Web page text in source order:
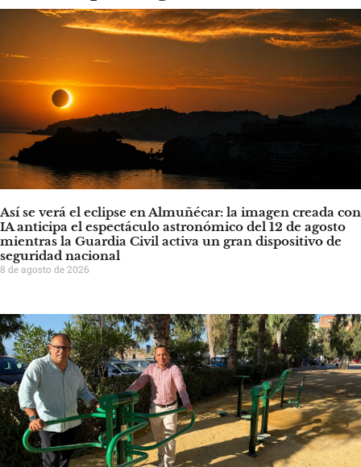
Así se verá el eclipse en Almuñécar: la imagen creada con
IA anticipa el espectáculo astronómico del 12 de agosto
mientras la Guardia Civil activa un gran dispositivo de
seguridad nacional
8 de agosto de 2026